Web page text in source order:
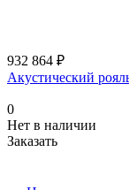
932 864 ₽
Акустический
0
Нет в наличии
Заказать